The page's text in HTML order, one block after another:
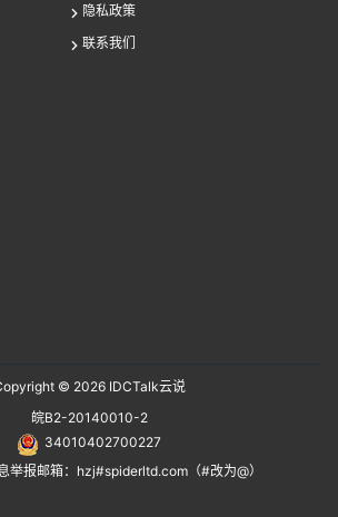
隐私政策
联系我们
© 2026IDCTalk云说
皖B2-20140010-2
34010402700227
举报邮箱：hzj#spiderltd.com（#改为@）